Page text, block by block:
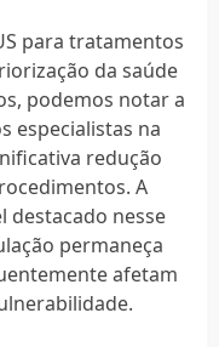
para tratamentos
da saúde
podemos notar a
especialistas na
redução
A
destacado nesse
permaneça
afetam